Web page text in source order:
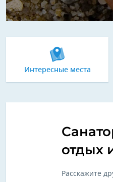
Интересные места
отдых
Расскажите